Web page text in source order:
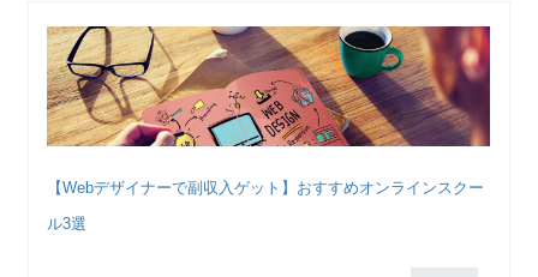
【Webデザイナーで副収入ゲット】おすすめオンラインスクー
ル3選